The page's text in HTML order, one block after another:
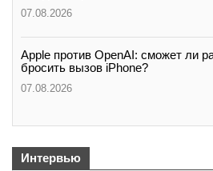
07.08.2026
Apple против OpenAI: сможет ли
бросить вызов iPhone?
07.08.2026
Интервью